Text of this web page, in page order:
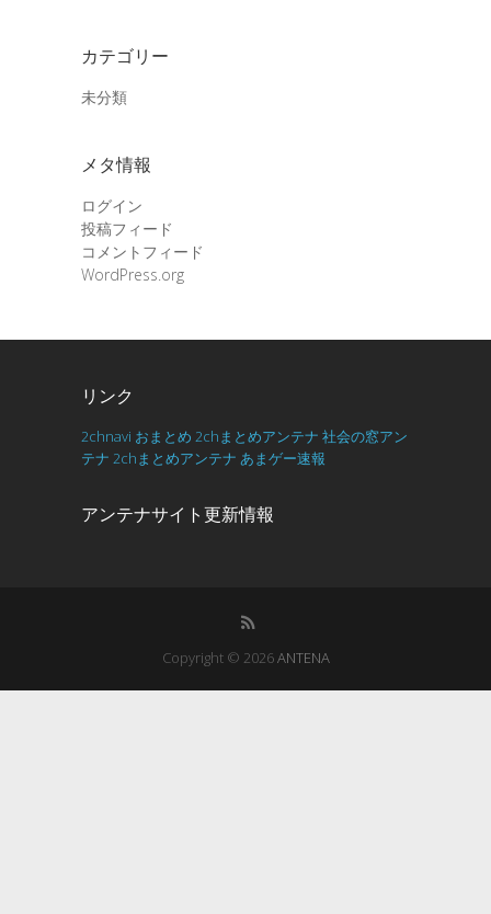
カテゴリー
未分類
メタ情報
ログイン
投稿フィード
コメントフィード
WordPress.org
リンク
2chnavi おまとめ 2chまとめアンテナ 社会の窓アン
テナ 2chまとめアンテナ あまゲー速報
アンテナサイト更新情報
Copyright © 2026ANTENA